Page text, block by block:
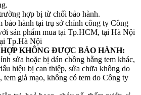
hợp bị từ chối bảo hành.
bảo hành tại trụ sở chính công ty Công
sản phẩm mua tại Tp.HCM, tại Hà Nội
Tp.Hà Nội
KHÔNG ĐƯỢC BẢO HÀNH:
sửa hoặc bị dán chồng bằng tem khác,
hiệu bị can thiệp, sửa chữa không do
giả mạo, không có tem do Công ty